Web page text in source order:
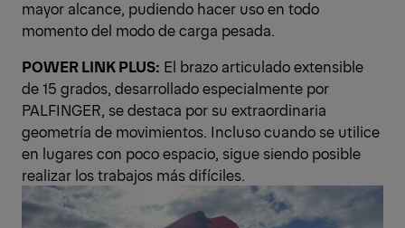
mayor alcance, pudiendo hacer uso en todo
momento del modo de carga pesada.
POWER LINK PLUS: El brazo articulado extensible
de 15 grados, desarrollado especialmente por
PALFINGER, se destaca por su extraordinaria
geometría de movimientos. Incluso cuando se utilice
en lugares con poco espacio, sigue siendo posible
realizar los trabajos más difíciles.